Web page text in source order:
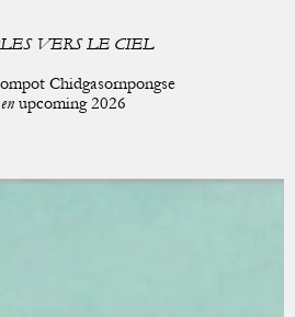
VERS LE CIEL
Chidgasornpongse
upcoming 2026